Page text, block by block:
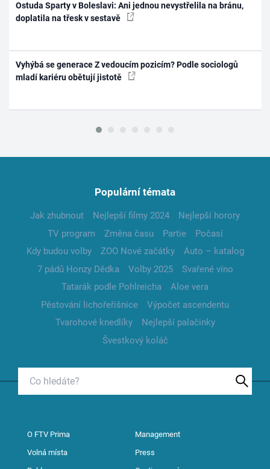
Ostuda Sparty v Boleslavi: Ani jednou nevystřelila na bránu,
doplatila na třesk v sestavě
Vyhýbá se generace Z vedoucím pozicím? Podle sociologů
mladí kariéru obětují jistotě
Populární témata
Jak zhubnout Nejlepší filmy 2024
Nejlepší horory
TV program
Změna času Partie
Počasí
Kdy budou volby
ZOO Nové začátky
Auto – katalog
7 pádů Honzy Dědka
Volby 2025
Svařené víno
Tatarák podle Pohlreicha
Aloe vera
Pěstování lichořeřišnice
Výpočet ascendentu
Tvarohové knedlíky
Nejlepší palačinky
Švestkový koláč
O FTV Prima Management
Volná místa Press